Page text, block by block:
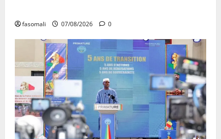
fasomali 07/08/2026 0